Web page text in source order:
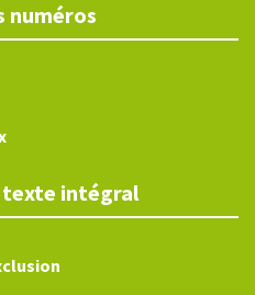
numéros
texte intégral